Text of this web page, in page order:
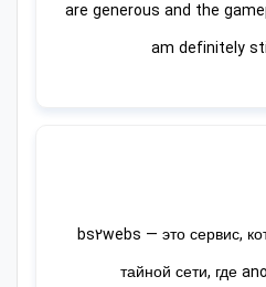
are generous and the
am definitely
bs2webs — это сервис,
тайной сети, где